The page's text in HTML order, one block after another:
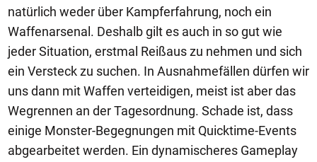
natürlich weder über Kampferfahrung, noch ein
Waffenarsenal. Deshalb gilt es auch in so gut wie
jeder Situation, erstmal Reißaus zu nehmen und sich
ein Versteck zu suchen. In Ausnahmefällen dürfen wir
uns dann mit Waffen verteidigen, meist ist aber das
Wegrennen an der Tagesordnung. Schade ist, dass
einige Monster-Begegnungen mit Quicktime-Events
abgearbeitet werden. Ein dynamischeres Gameplay